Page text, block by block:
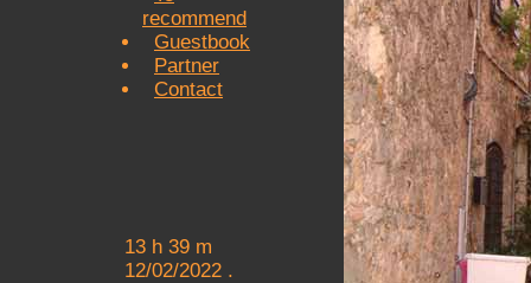
recommend
Guestbook
Partner
Contact
13 h 39 m
12/02/2022 .